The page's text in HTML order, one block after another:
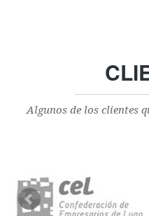
Algunos de los clientes